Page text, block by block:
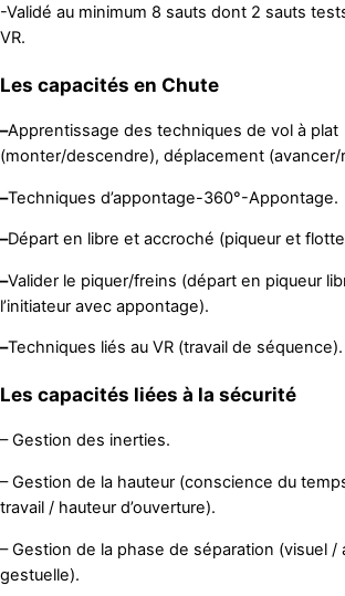
-Validé au minimum 8 sauts dont 2 sauts
VR.
Les capacités en Chute
–Apprentissage des techniques de vol à plat
(monter/descendre), déplacement (avancer/
–Techniques d’appontage-360°-Appontage.
–Départ en libre et accroché (piqueur et
–Valider le piquer/freins (départ en piqueur
l’initiateur avec appontage).
–Techniques liés au VR (travail de séquence).
Les capacités liées à la sécurité
– Gestion des inerties.
– Gestion de la hauteur (conscience du
travail / hauteur d’ouverture).
– Gestion de la phase de séparation (visuel /
gestuelle).